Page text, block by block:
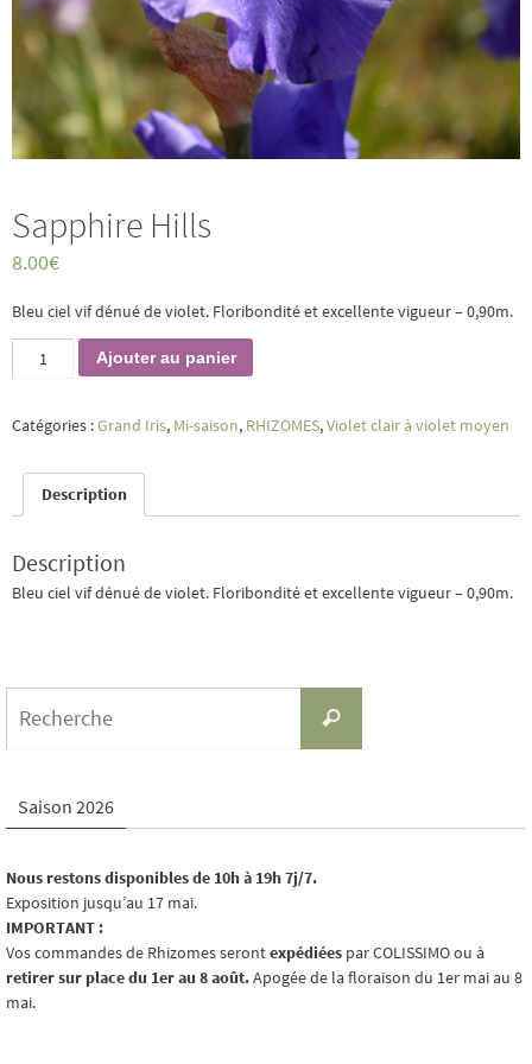
Sapphire Hills
8.00€
Bleu ciel vif dénué de violet. Floribondité et excellente vigueur – 0,90m.
quantité
de
Hills
Ajouter au panier
Catégories :Grand Iris, Mi-saison, RHIZOMES,Violet clair à violet moyen
Description
Description
Bleu ciel vif dénué de violet. Floribondité et excellente vigueur – 0,90m.
Recherche
Saison 2026
Nous restons disponibles de 10h à 19h 7j/7.
Exposition jusqu’au 17 mai.
IMPORTANT :
Vos commandes de Rhizomes serontexpédiées par COLISSIMO ou à
retirer sur place du 1er au 8 août.Apogée de la floraison du 1er mai au 8
mai.